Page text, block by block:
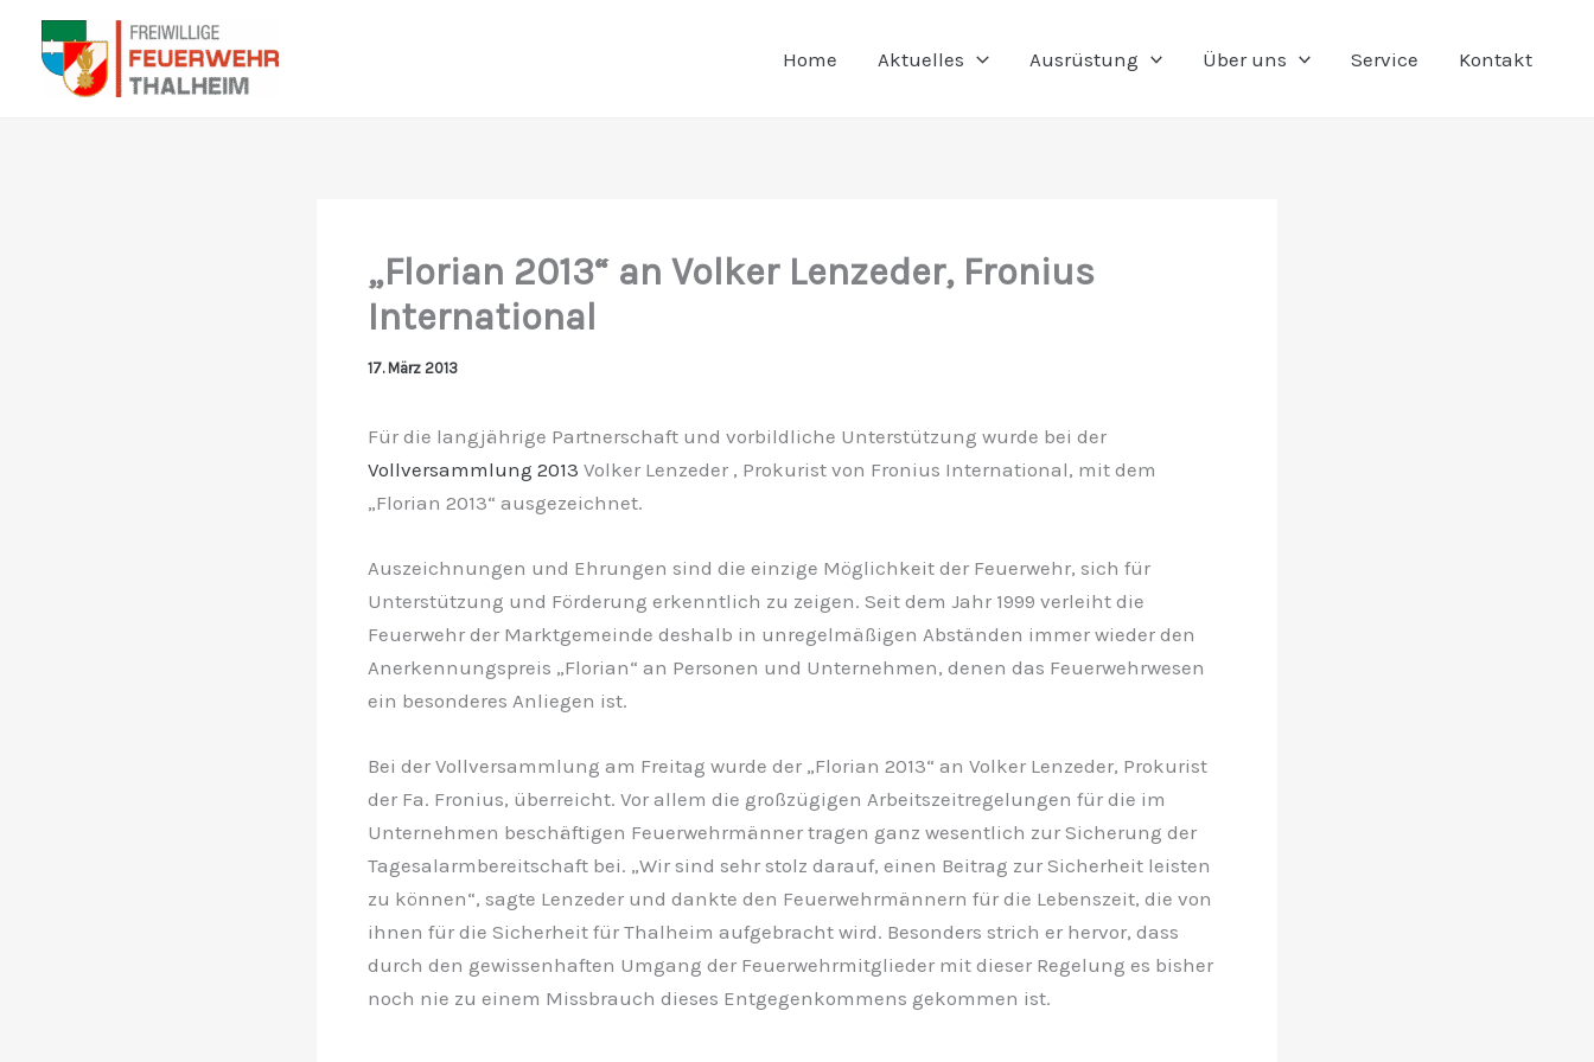
Zum
Inhalt
springen
Home Aktuelles Ausrüstung Über uns Service Kontakt
„Florian 2013“ an Volker Lenzeder, Fronius
International
17. März 2013
Für die langjährige Partnerschaft und vorbildliche Unterstützung wurde bei der
Vollversammlung 2013 Volker Lenzeder , Prokurist von Fronius International, mit dem
„Florian 2013“ ausgezeichnet.
Auszeichnungen und Ehrungen sind die einzige Möglichkeit der Feuerwehr, sich für
Unterstützung und Förderung erkenntlich zu zeigen. Seit dem Jahr 1999 verleiht die
Feuerwehr der Marktgemeinde deshalb in unregelmäßigen Abständen immer wieder den
Anerkennungspreis „Florian“ an Personen und Unternehmen, denen das Feuerwehrwesen
ein besonderes Anliegen ist.
Bei der Vollversammlung am Freitag wurde der „Florian 2013“ an Volker Lenzeder, Prokurist
der Fa. Fronius, überreicht. Vor allem die großzügigen Arbeitszeitregelungen für die im
Unternehmen beschäftigen Feuerwehrmänner tragen ganz wesentlich zur Sicherung der
Tagesalarmbereitschaft bei. „Wir sind sehr stolz darauf, einen Beitrag zur Sicherheit leisten
zu können“, sagte Lenzeder und dankte den Feuerwehrmännern für die Lebenszeit, die von
ihnen für die Sicherheit für Thalheim aufgebracht wird. Besonders strich er hervor, dass
durch den gewissenhaften Umgang der Feuerwehrmitglieder mit dieser Regelung es bisher
noch nie zu einem Missbrauch dieses Entgegenkommens gekommen ist.